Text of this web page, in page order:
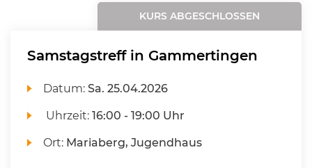
KURS ABGESCHLOSSEN
Samstagstreff in Gammertingen
Datum:Sa. 25.04.2026
Uhrzeit:16:00 - 19:00 Uhr
Ort: Mariaberg, Jugendhaus